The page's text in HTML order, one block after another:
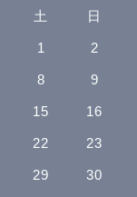
土 日
1 2
8 9
15 16
22 23
29 30